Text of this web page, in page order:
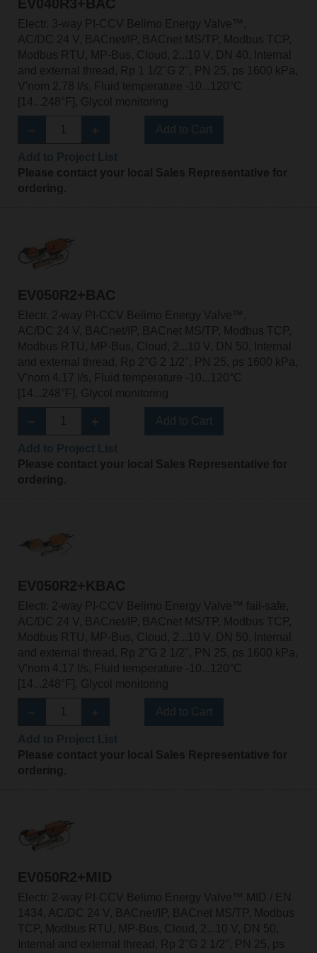
EV040R3+BAC
Electr. 3-way PI-CCV Belimo Energy Valve™,
AC/DC 24 V, BACnet/IP, BACnet MS/TP, Modbus TCP,
Modbus RTU, MP-Bus, Cloud, 2...10 V, DN 40, Internal
and external thread, Rp 1 1/2"G 2", PN 25, ps 1600 kPa,
V'nom 2.78 l/s, Fluid temperature -10...120°C
[14...248°F], Glycol monitoring
Please contact your local Sales Representative for
ordering.
EV050R2+BAC
Electr. 2-way PI-CCV Belimo Energy Valve™,
AC/DC 24 V, BACnet/IP, BACnet MS/TP, Modbus TCP,
Modbus RTU, MP-Bus, Cloud, 2...10 V, DN 50, Internal
and external thread, Rp 2"G 2 1/2", PN 25, ps 1600 kPa,
V'nom 4.17 l/s, Fluid temperature -10...120°C
[14...248°F], Glycol monitoring
Please contact your local Sales Representative for
ordering.
EV050R2+KBAC
Electr. 2-way PI-CCV Belimo Energy Valve™ fail-safe,
AC/DC 24 V, BACnet/IP, BACnet MS/TP, Modbus TCP,
Modbus RTU, MP-Bus, Cloud, 2...10 V, DN 50, Internal
and external thread, Rp 2"G 2 1/2", PN 25, ps 1600 kPa,
V'nom 4.17 l/s, Fluid temperature -10...120°C
[14...248°F], Glycol monitoring
Please contact your local Sales Representative for
ordering.
EV050R2+MID
Electr. 2-way PI-CCV Belimo Energy Valve™ MID / EN
1434, AC/DC 24 V, BACnet/IP, BACnet MS/TP, Modbus
TCP, Modbus RTU, MP-Bus, Cloud, 2...10 V, DN 50,
Internal and external thread, Rp 2"G 2 1/2", PN 25, ps